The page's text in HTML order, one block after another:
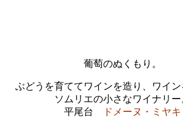
葡萄のぬくもり。
ぶどうを育ててワインを造り、ワイン
ソムリエの小さなワイナリー
平尾台
ドメーヌ・ミヤキ